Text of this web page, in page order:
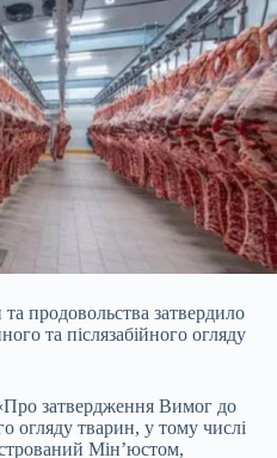
продовольства затвердило
та післязабійного огляду
затвердження Вимог до
огляду тварин, у тому числі
Мін’юстом,